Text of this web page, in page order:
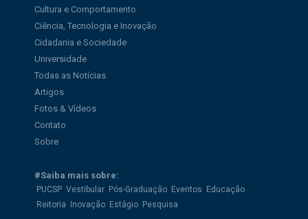
Cultura e Comportamento
Ciência, Tecnologia e Inovação
Cidadania e Sociedade
Universidade
Todas as Notícias
Artigos
Fotos & Vídeos
Contato
Sobre
#Saiba mais sobre:
PUCSP Vestibular Pós-Graduação Eventos
Educação
Reitoria
Inovação Estágio Pesquisa